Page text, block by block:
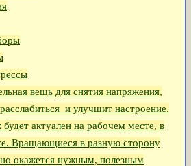
вещь для снятия напряжения,
и улучшит настроение.
актуален на рабочем месте, в
Вращающиеся в разную сторону
окажется нужным, полезным